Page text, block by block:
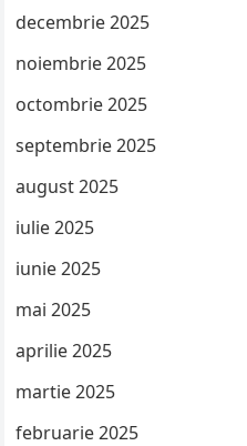
decembrie 2025
noiembrie 2025
octombrie 2025
septembrie 2025
august 2025
iulie 2025
iunie 2025
mai 2025
aprilie 2025
martie 2025
februarie 2025